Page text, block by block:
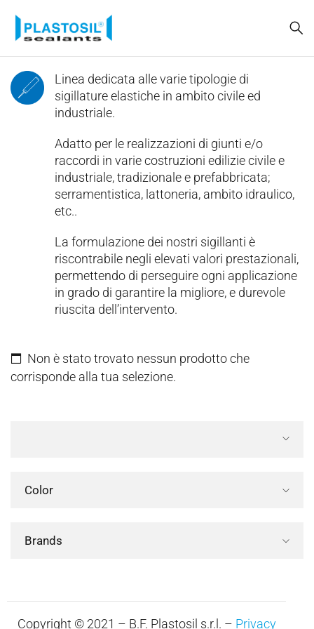
Linea dedicata alle varie tipologie di
sigillature elastiche in ambito civile ed
industriale.
Adatto per le realizzazioni di giunti e/o
raccordi in varie costruzioni edilizie civile e
industriale, tradizionale e prefabbricata;
serramentistica, lattoneria, ambito idraulico,
etc..
La formulazione dei nostri sigillanti è
riscontrabile negli elevati valori prestazionali,
permettendo di perseguire ogni applicazione
in grado di garantire la migliore, e durevole
riuscita dell’intervento.
Non è stato trovato nessun prodotto che
corrisponde alla tua selezione.
Color
Brands
Copyright © 2021 – B.F. Plastosil s.r.l. – Privacy